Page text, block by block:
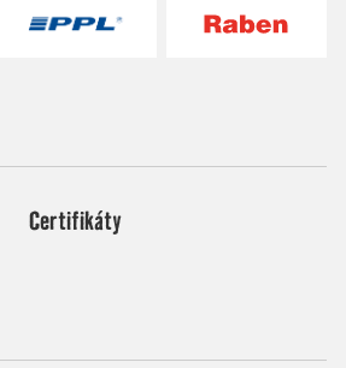
Certifikáty